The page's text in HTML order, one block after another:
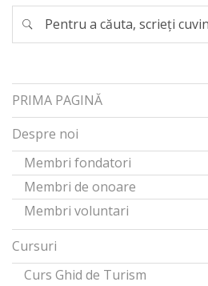
PRIMA PAGINĂ
Despre noi
Membri fondatori
Membri de onoare
Membri voluntari
Cursuri
Curs Ghid de Turism